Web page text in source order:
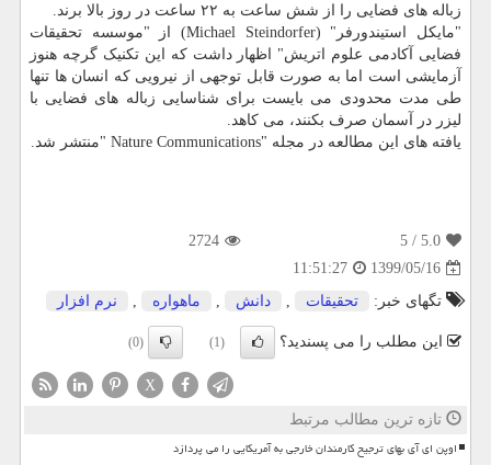
زباله های فضایی را از شش ساعت به ۲۲ ساعت در روز بالا برند.
"مایکل استیندورفر" (Michael Steindorfer) از "موسسه تحقیقات
فضایی آکادمی علوم اتریش" اظهار داشت که این تکنیک گرچه هنوز
آزمایشی است اما به صورت قابل توجهی از نیرویی که انسان ها تنها
طی مدت محدودی می بایست برای شناسایی زباله های فضایی با
لیزر در آسمان صرف بکنند، می کاهد.
یافته های این مطالعه در مجله "Nature Communications "منتشر شد.
5.0
/ 5
2724
1399/05/16
11:51:27
تگهای خبر:
تحقیقات , دانش , ماهواره , نرم افزار
این مطلب را می پسندید؟ (1)
(0)
X
تازه ترین مطالب مرتبط
اوپن ای آی بهای ترجیح کارمندان خارجی به آمریکایی را می پردازد